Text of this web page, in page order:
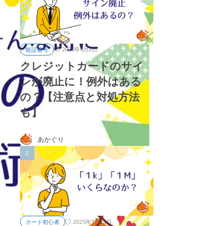
暗証番号 2025年4月2日
クレジットカードのサイ
ンが廃止に！例外はある
の？【注意点と対処方法
も】
あかぐり
カード初心者 2025年3月23日